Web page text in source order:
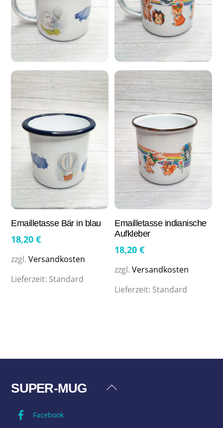
Emailletasse Bär in blau
18,20€
zzgl.Versandkosten
Lieferzeit: Standard
Emailletasse indianische
Aufkleber
18,20€
zzgl.Versandkosten
Lieferzeit: Standard
Back
SUPER-MUG
Facebook